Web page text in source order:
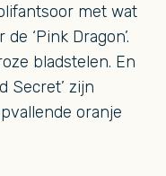
met wat
‘Pink Dragon’.
bladstelen. En
Secret’ zijn
oranje